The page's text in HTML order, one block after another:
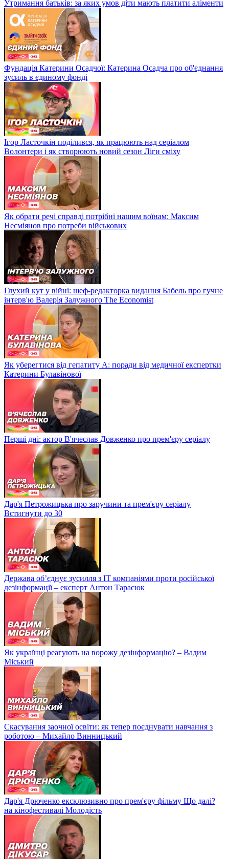
Утримання батьків: за яких умов діти мають платити аліменти
Фундація Катерини Осадчої: Катерина Осадча про об'єднання
зусиль в єдиному фонді
Ігор Ласточкін поділився, як працюють над серіалом
Волонтери і як створюють новий сезон Ліги сміху
Як обрати речі справді потрібні нашим воїнам: Максим
Несміянов про потреби військових
Глухий кут у війні: шеф-редакторка видання Бабель про гучне
інтерв'ю Валерія Залужного The Economist
Як уберегтися від гепатиту А: поради від медичної експертки
Катерини Булавінової
Перші дні: актор В'ячеслав Довженко про прем'єру серіалу
Дар'я Петрожицька про заручини та прем'єру серіалу
Встигнути до 30
Держава об’єднує зусилля з ІТ компаніями проти російської
дезінформації – експерт Антон Тарасюк
Як українці реагують на ворожу дезінформацію? – Вадим
Міський
Скасування заочної освіти: як тепер поєднувати навчання з
роботою – Михайло Винницький
Дар'я Дрюченко ексклюзивно про прем'єру фільму Що далі?
на кінофестивалі Молодість